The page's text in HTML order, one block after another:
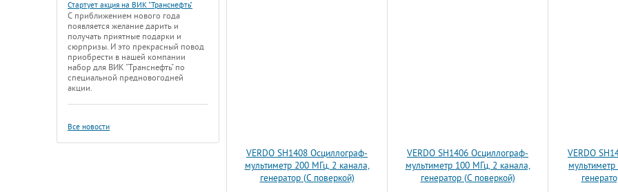
Стартует акция на ВИК "Транснефть"
С приближением нового года
появляется желание дарить и
получать приятные подарки и
сюрпризы. И это прекрасный повод
приобрести в нашей компании
набор для ВИК "Транснефть" по
специальной предновогодней
акции.
Все новости
VERDO SH1408 Осциллограф-
мультиметр 200 МГц, 2 канала,
генератор (С поверкой)
VERDO SH1406 Осциллограф-
мультиметр 100 МГц, 2 канала,
генератор (С поверкой)
VERDO